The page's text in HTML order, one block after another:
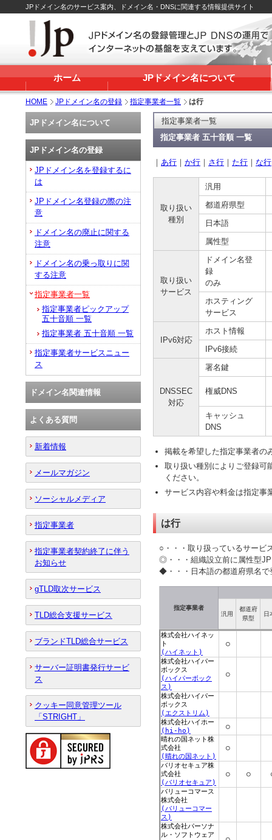
JPドメイン名のサービス案内、ドメイン名・DNSに関連する情報提供サイト
ホーム JPドメイン名について
HOME JPドメイン名の登録 指定事業者一覧 は行
指定事業者一覧
指定事業者 五十音順 一覧
｜ あ行 ｜ か行 ｜ さ行 ｜ た行 ｜ な行
取り扱い
種別
汎用
都道府県型
日本語
属性型
取り扱い
サービス
ドメイン名登
録
のみ
ホスティング
サービス
IPv6対応
ホスト情報
IPv6接続
DNSSEC
対応
署名鍵
権威DNS
キャッシュ
DNS
掲載を希望した指定事業者の
取り扱い種別によりご登録可
ください。
サービス内容や料金は指定事
は行
○・・・取り扱っているサービ
◎・・・組織設立前に属性型
◆・・・日本語の都道府県名で
指定事業者
汎用
都道府
県型
日
JPドメイン名について
JPドメイン名の登録
JPドメイン名を登録するに
は
JPドメイン名登録の際の注
意
ドメイン名の廃止に関する
注意
ドメイン名の乗っ取りに関
する注意
指定事業者一覧
指定事業者ピックアップ
五十音順 一覧
指定事業者 五十音順 一覧
指定事業者サービスニュー
ス
ドメイン名関連情報
よくある質問
新着情報
メールマガジン
ソーシャルメディア
指定事業者
指定事業者契約終了に伴う
お知らせ
gTLD取次サービス
TLD総合支援サービス
ブランドTLD総合サービス
サーバー証明書発行サービ
ス
クッキー同意管理ツール
「STRIGHT」